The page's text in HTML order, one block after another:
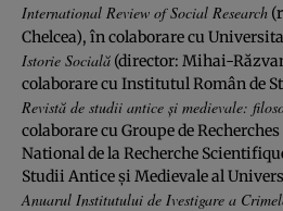
International Review of Social Research
Chelcea), în colaborare cu
Istorie Socială (director: Mihai-
colaborare cu Institutul Român de
Revistă de studii antice şi medievale:
colaborare cu Groupe de
National de la Recherche
Studii Antice şi Medievale al
Anuarul Institutului de Ivestigare a